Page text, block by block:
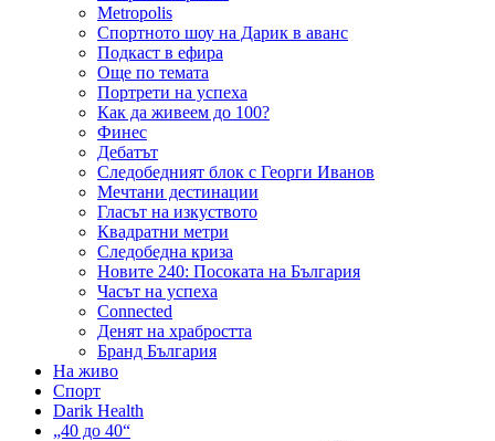
Metropolis
Спортното шоу на Дарик в аванс
Подкаст в ефира
Още по темата
Портрети на успеха
Как да живеем до 100?
Финес
Дебатът
Следобедният блок с Георги Иванов
Мечтани дестинации
Гласът на изкуството
Квадратни метри
Следобедна криза
Новите 240: Посоката на България
Часът на успеха
Connected
Денят на храбростта
Бранд България
На живо
Спорт
Darik Health
„40 до 40“